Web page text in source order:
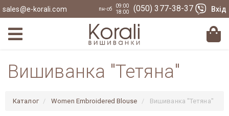
sales@e-korali.com пн-сб
09:00
18:00
(050) 377-38-37 Вхід
Вишиванка "Тетяна"
Каталог Women Embroidered Blouse Вишиванка "Тетяна"